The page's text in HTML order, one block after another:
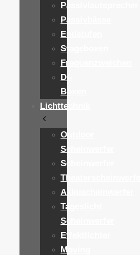
Passivlautsprecher
Passivbässe
Endstufen
Stageboxen
Frequenzweichen
DI-
Boxen
Lichttechnik
Outdoor
Scheinwerfer
Scheinwerfer
Theaterscheinwerfer
Akkuscheinwerfer
Tageslicht
Scheinwerfer
Effektlichter
Moving